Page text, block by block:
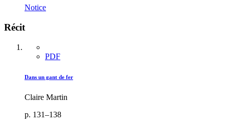
Notice
Récit
PDF
Dans un gant de fer
Claire Martin
p. 131–138